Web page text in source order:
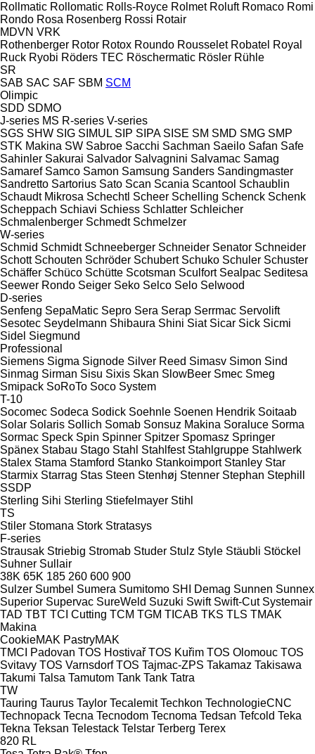
Rollmatic Rollomatic Rolls-Royce Rolmet Roluft Romaco Romi
Rondo Rosa Rosenberg Rossi Rotair
MDVN VRK
Rothenberger Rotor Rotox Roundo Rousselet Robatel Royal
Ruck Ryobi Röders TEC Röschermatic Rösler Rühle
SR
SAB SAC SAF SBM SCM
Olimpic
SDD SDMO
J-series MS R-series V-series
SGS SHW SIG SIMUL SIP SIPA SISE SM SMD SMG SMP
STK Makina SW Sabroe Sacchi Sachman Saeilo Safan Safe
Sahinler Sakurai Salvador Salvagnini Salvamac Samag
Samaref Samco Samon Samsung Sanders Sandingmaster
Sandretto Sartorius Sato Scan Scania Scantool Schaublin
Schaudt Mikrosa Schechtl Scheer Schelling Schenck Schenk
Scheppach Schiavi Schiess Schlatter Schleicher
Schmalenberger Schmedt Schmelzer
W-series
Schmid Schmidt Schneeberger Schneider Senator Schneider
Schott Schouten Schröder Schubert Schuko Schuler Schuster
Schäffer Schüco Schütte Scotsman Sculfort Sealpac Seditesa
Seewer Rondo Seiger Seko Selco Selo Selwood
D-series
Senfeng SepaMatic Sepro Sera Serap Serrmac Servolift
Sesotec Seydelmann Shibaura Shini Siat Sicar Sick Sicmi
Sidel Siegmund
Professional
Siemens Sigma Signode Silver Reed Simasv Simon Sind
Sinmag Sirman Sisu Sixis Skan SlowBeer Smec Smeg
Smipack SoRoTo Soco System
T-10
Socomec Sodeca Sodick Soehnle Soenen Hendrik Soitaab
Solar Solaris Sollich Somab Sonsuz Makina Soraluce Sorma
Sormac Speck Spin Spinner Spitzer Spomasz Springer
Spänex Stabau Stago Stahl Stahlfest Stahlgruppe Stahlwerk
Stalex Stama Stamford Stanko Stankoimport Stanley Star
Starmix Starrag Stas Steen Stenhøj Stenner Stephan Stephill
SSDP
Sterling Sihi Sterling Stiefelmayer Stihl
TS
Stiler Stomana Stork Stratasys
F-series
Strausak Striebig Stromab Studer Stulz Style Stäubli Stöckel
Suhner Sullair
38K 65K 185 260 600 900
Sulzer Sumbel Sumera Sumitomo SHI Demag Sunnen Sunnex
Superior Supervac SureWeld Suzuki Swift Swift-Cut Systemair
TAD TBT TCI Cutting TCM TGM TICAB TKS TLS TMAK
Makina
CookieMAK PastryMAK
TMCI Padovan TOS Hostivař TOS Kuřim TOS Olomouc TOS
Svitavy TOS Varnsdorf TOS Tajmac-ZPS Takamaz Takisawa
Takumi Talsa Tamutom Tank Tank Tatra
TW
Tauring Taurus Taylor Tecalemit Techkon TechnologieCNC
Technopack Tecna Tecnodom Tecnoma Tedsan Tefcold Teka
Tekna Teksan Telestack Telstar Terberg Terex
820 RL